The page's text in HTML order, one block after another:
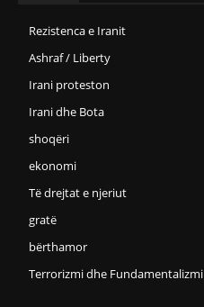
Rezistenca e Iranit
Ashraf / Liberty
Irani proteston
Irani dhe Bota
shoqëri
ekonomi
Të drejtat e njeriut
gratë
bërthamor
Terrorizmi dhe Fundamentalizmi